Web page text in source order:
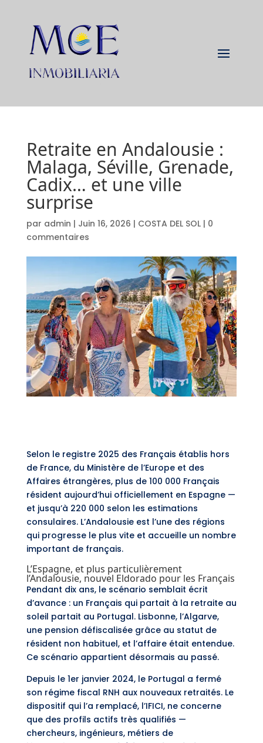
Retraite en Andalousie :
Malaga, Séville, Grenade,
Cadix… et une ville
surprise
par admin | Juin 16, 2026 | COSTA DEL SOL| 0
commentaires
Selon le registre 2025 des Français établis hors
de France, du Ministère de l’Europe et des
Affaires étrangères, plus de 100 000 Français
résident aujourd’hui officiellement en Espagne —
et jusqu’à 220 000 selon les estimations
consulaires. L’Andalousie est l’une des régions
qui progresse le plus vite et accueille un nombre
important de français.
L’Espagne, et plus particulièrement
l’Andalousie, nouvel Eldorado pour les Français
Pendant dix ans, le scénario semblait écrit
d’avance : un Français qui partait à la retraite au
soleil partait au Portugal. Lisbonne, l’Algarve,
une pension défiscalisée grâce au statut de
résident non habituel, et l’affaire était entendue.
Ce scénario appartient désormais au passé.
Depuis le 1er janvier 2024, le Portugal a fermé
son régime fiscal RNH aux nouveaux retraités. Le
dispositif qui l’a remplacé, l’IFICI, ne concerne
que des profils actifs très qualifiés —
chercheurs, ingénieurs, métiers de